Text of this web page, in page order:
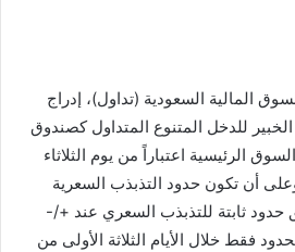
المالية السعودية (تداول)، إدراج
للدخل المتنوع المتداول كصندوق
الرئيسية اعتباراً من يوم الثلاثاء
وعلى أن تكون حدود التذبذب السعرية
مع تطبيق حدود ثابتة للتذبذب السعري عند +/-
فقط خلال الأيام الثلاثة الأولى من